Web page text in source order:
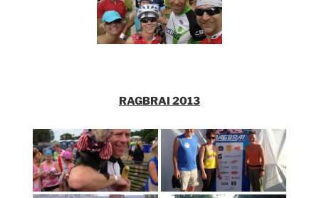
RAGBRAI 2013